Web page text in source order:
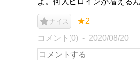
よ。何人ヒロインが増える
ナイス ★2
コメント(0) 2020/08/20